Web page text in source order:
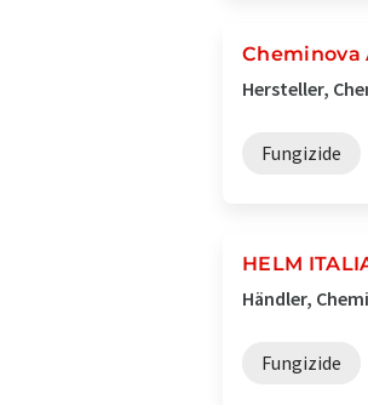
Cheminova
Hersteller,
Fungizide
HELM
Händler,
Fungizide